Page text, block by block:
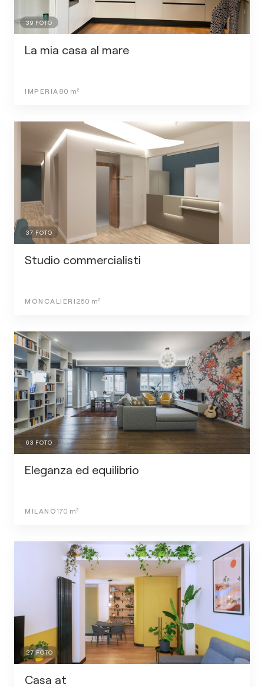
39 FOTO
La mia casa al mare
IMPERIA 80 m²
37 FOTO
Studio commercialisti
MONCALIERI 260 m²
63 FOTO
Eleganza ed equilibrio
MILANO170 m²
27FOTO
Casa at